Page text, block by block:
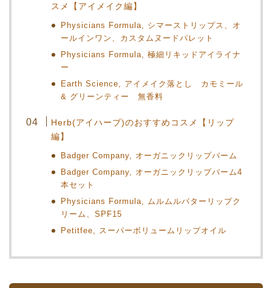
スメ【アイメイク編】
Physicians Formula, シマーストリップス、オ
ールインワン、カスタムヌードパレット
Physicians Formula, 極細リキッドアイライナ
ー
Earth Science, アイメイク落とし カモミール
& グリーンティー 無香料
Herb(アイハーブ)のおすすめコスメ【リップ
編】
Badger Company, オーガニックリップバーム
Badger Company, オーガニックリップバーム4
本セット
Physicians Formula, ムルムルバターリップク
リーム、SPF15
Petitfee, スーパーボリュームリップオイル